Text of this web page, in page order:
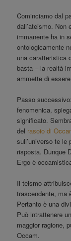
Cominciamo dal
dall’ateismo. Non
immanente ha in
ontologicamente
una caratteristica
basta – la realtà
ammette di
Passo
fenomenica,
significato.
del rasoio di
sull’universo te le
risposta. Dunque
Ergo è
Il teismo
trascendente, ma
Pertanto è una
Può intrattenere
maggior ragione,
Occam.